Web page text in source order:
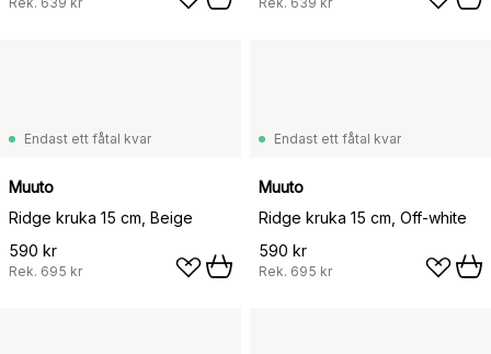
Endast ett fåtal kvar
Muuto
Ridge kruka 15 cm, Beige
590 kr
Rek. 695 kr
Endast ett fåtal kvar
Muuto
Ridge kruka 15 cm, Off-white
590 kr
Rek. 695 kr